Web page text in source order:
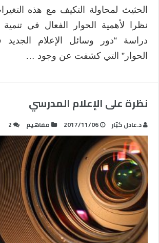
الحثيث لمحاولة التكيف مع هذه
نظرا لأهمية الحوار الفعال في
دراسة “دور وسائل الإعلام
الحوار” التي كشفت عن وجود …
نظرة على الإعلام المدرسي
د.عادل كبّار 2017/11/06 مفاهيم 2